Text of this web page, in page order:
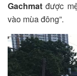
Gachmat được
vào mùa đông”.